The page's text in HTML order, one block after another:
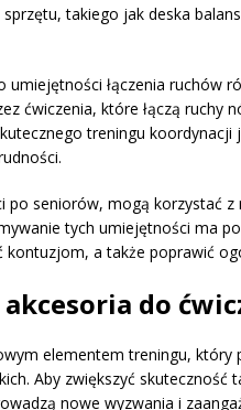
takiego jak deska
łączenia ruchów
ćwiczenia, które łączą ruchy
treningu koordynacji
po seniorów, mogą korzystać
tych umiejętności ma
a także poprawić
akcesoria do
elementem treningu,
Aby zwiększyć
nowe wyzwania i